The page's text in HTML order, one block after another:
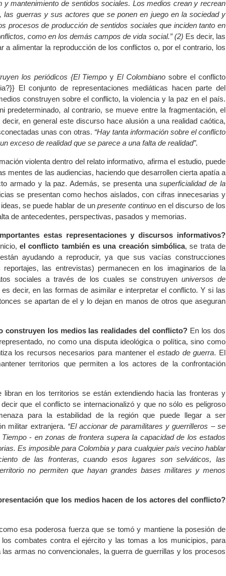
y mantenimiento de sentidos sociales. Los medios crean y recrean
las guerras y sus actores que se ponen en juego en la sociedad y
procesos de producción de sentidos sociales que inciden tanto en
como en los demás campos de vida social.” (2) Es decir, las
a alimentar la reproducción de los conflictos o, por el contrario, los
los periódicos {El Tiempo yEl Colombiano sobre el conflicto
El conjunto de representaciones mediáticas hacen parte del
construyen sobre el conflicto, la violencia y la paz en el país.
predeterminado, al contrario, se mueve entre la fragmentación, el
en general este discurso hace alusión a una realidad caótica,
unas con otras. “Hay tanta información sobre el conflicto
exceso de realidad que se parece a una falta de realidad”.
violenta dentro del relato informativo, afirma el estudio, puede
mentes de las audiencias, haciendo que desarrollen cierta apatía a
armado y la paz. Además, se presenta unasuperficialidad de la
se presentan como hechos aislados, con cifras innecesarias y
se puede hablar de unpresente continuoen el discurso de los
de antecedentes, perspectivas, pasados y memorias.
estas representaciones y discursos informativos?
el conflicto también es una creación simbólica, se trata de
ayudando a reproducir, ya que sus vacías construcciones
las entrevistas) permanecen en los imaginarios de la
sociales a través de los cuales se construyenuniversos de
decir, en las formas de asimilar e interpretar el conflicto. Y si las
se apartan de el y lo dejan en manos de otros que aseguran
construyen los medios las realidades del conflicto? En los dos
no como una disputa ideológica o política, sino como
los recursos necesarios para mantener elestado de guerra. El
territorios que permiten a los actores de la confrontación
en los territorios se están extendiendo hacia las fronteras y
que el conflicto se internacionalizó y que no sólo es peligroso
para la estabilidad de la región que puede llegar a ser
militar extranjera. “El accionar de paramilitares y guerrilleros – se
- en zonas de frontera supera la capacidad de los estados
Es imposible para Colombia y para cualquier país vecino hablar
de las fronteras, cuando esos lugares son selváticos, las
no permiten que hayan grandes bases militares y menos
que los medios hacen de los actores del conflicto?
esa poderosa fuerza que se tomó y mantiene la posesión de
combates contra el ejército y las tomas a los municipios, para
armas no convencionales, la guerra de guerrillas y los procesos